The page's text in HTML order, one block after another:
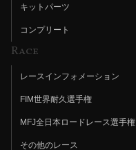
キットパーツ
コンプリート
Race
レースインフォメーション
FIM世界耐久選手権
MFJ全日本ロードレース選手権
その他のレース